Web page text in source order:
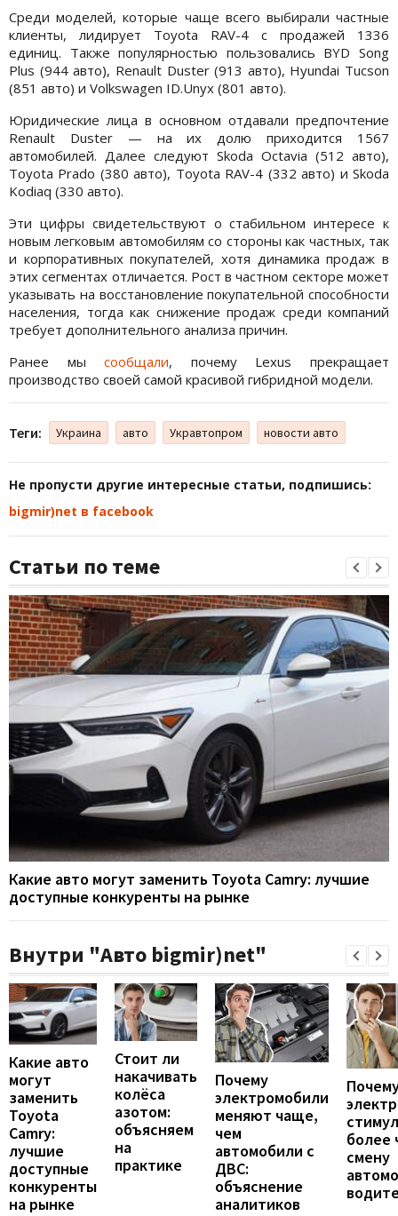
Среди моделей, которые чаще всего выбирали частные
клиенты, лидирует Toyota RAV-4 с продажей 1336
единиц. Также популярностью пользовались BYD Song
Plus (944 авто), Renault Duster (913 авто), Hyundai Tucson
(851 авто) и Volkswagen ID.Unyx (801 авто).
Юридические лица в основном отдавали предпочтение
Renault Duster — на их долю приходится 1567
автомобилей. Далее следуют Skoda Octavia (512 авто),
Toyota Prado (380 авто), Toyota RAV-4 (332 авто) и Skoda
Kodiaq (330 авто).
Эти цифры свидетельствуют о стабильном интересе к
новым легковым автомобилям со стороны как частных, так
и корпоративных покупателей, хотя динамика продаж в
этих сегментах отличается. Рост в частном секторе может
указывать на восстановление покупательной способности
населения, тогда как снижение продаж среди компаний
требует дополнительного анализа причин.
Ранее мысообщали, почему Lexus прекращает
производство своей самой красивой гибридной модели.
Теги: Украина авто Укравтопром новости авто
Не пропусти другие интересные статьи, подпишись:
bigmir)net в facebook
Статьи по теме
Какие авто могут заменить Toyota Camry: лучшие
доступные конкуренты на рынке
Внутри "Авто bigmir)net"
Какие авто
могут
заменить
Toyota
Camry:
лучшие
доступные
конкуренты
на рынке
Стоит ли
накачивать
колёса
азотом:
объясняем
на
практике
Почему
электромобили
меняют чаще,
чем
автомобили с
ДВС:
объяснение
аналитиков
более
смену